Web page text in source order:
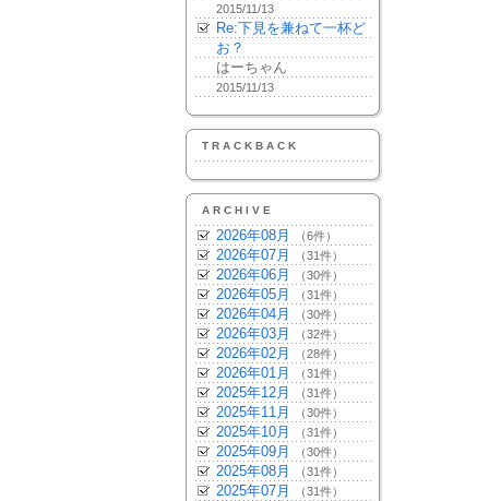
2015/11/13
Re:下見を兼ねて一杯ど
お？
はーちゃん
2015/11/13
TRACKBACK
ARCHIVE
2026年08月 （6件）
2026年07月 （31件）
2026年06月 （30件）
2026年05月 （31件）
2026年04月 （30件）
2026年03月 （32件）
2026年02月 （28件）
2026年01月 （31件）
2025年12月 （31件）
2025年11月 （30件）
2025年10月 （31件）
2025年09月 （30件）
2025年08月 （31件）
2025年07月 （31件）